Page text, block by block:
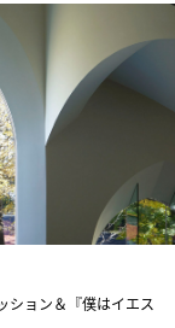
ョン＆『僕はイエス